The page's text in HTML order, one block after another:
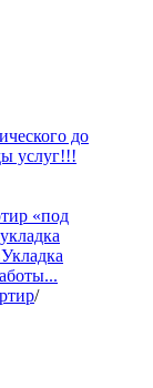
до
услуг!!!
«под
Укладка
...
/